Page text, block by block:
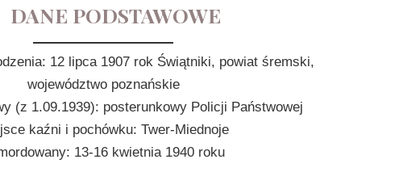
DANE PODSTAWOWE
12 lipca 1907 rok Świątniki, powiat śremski,
województwo poznańskie
(z 1.09.1939): posterunkowy Policji Państwowej
kaźni i pochówku: Twer-Miednoje
13-16 kwietnia 1940 roku